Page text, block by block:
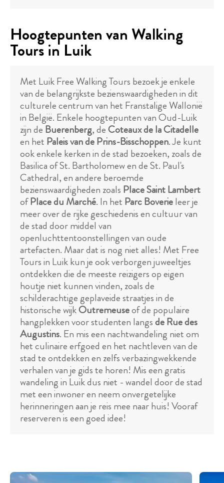
Hoogtepunten van Walking
Tours in Luik
Met Luik Free Walking Tours bezoek je enkele
van de belangrijkste bezienswaardigheden in dit
culturele centrum van het Franstalige Wallonië
in België. Enkele hoogtepunten van Oud-Luik
zijn de Buerenberg, deCoteaux de la Citadelle
en het Paleis van de Prins-Bisschoppen. Je kunt
ook enkele kerken in de stad bezoeken, zoals de
Basilica of St. Bartholomew en de St. Paul's
Cathedral, en andere beroemde
bezienswaardigheden zoals Place Saint Lambert
ofPlace du Marché. In het Parc Boverieleer je
meer over de rijke geschiedenis en cultuur van
de stad door middel van
openluchttentoonstellingen van oude
artefacten. Maar dat is nog niet alles! Met Free
Tours in Luik kun je ook verborgen juweeltjes
ontdekken die de meeste reizigers op eigen
houtje niet kunnen vinden, zoals de
schilderachtige geplaveide straatjes in de
historische wijkOutremeuseof de populaire
hangplekken voor studenten langsde Rue des
Augustins. En mis een nachtwandeling niet om
het culinaire erfgoed en het nachtleven van de
stad te ontdekken en zelfs verbazingwekkende
verhalen van je gids te horen! Mis een gratis
wandeling in Luik dus niet - wandel door de stad
met een inwoner en neem onvergetelijke
herinneringen aan je reis mee naar huis! Vooraf
reserveren is een goed idee!